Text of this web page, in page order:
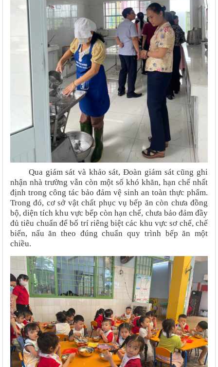
Qua giám sát và khảo sát, Đoàn giám sát cũng ghi
nhận nhà trường vẫn còn một số khó khăn, hạn chế nhất
định trong công tác bảo đảm vệ sinh an toàn thực phẩm.
Trong đó, cơ sở vật chất phục vụ bếp ăn còn chưa đồng
bộ, diện tích khu vực bếp còn hạn chế, chưa bảo đảm đầy
đủ tiêu chuẩn để bố trí riêng biệt các khu vực sơ chế, chế
biến, nấu ăn theo đúng chuẩn quy trình bếp ăn một
chiều.